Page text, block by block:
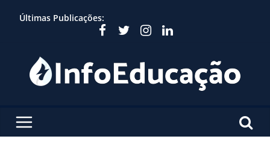
Últimas Publicações: